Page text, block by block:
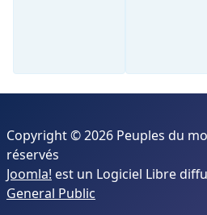
Copyright © 2026 Peuples du
réservés
Joomla! est un Logiciel Libre
General Public